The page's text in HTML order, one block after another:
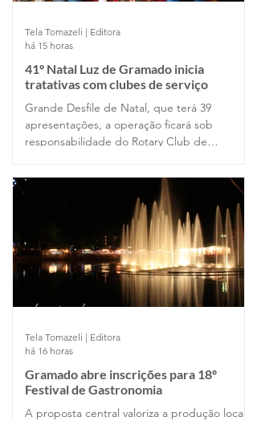
41º Natal Luz de Gramado inicia
tratativas com clubes de serviço
Grande Desfile de Natal, que terá 39
apresentações, a operação ficará sob
responsabilidade do Rotary Club de
Casa da Amizade e Lions Clube. Já no
Nativitaten, com 25 espetáculos
programados, a atuação será dos clubes
Orbis Gramado, Orbis Hortênsias e Orbis
Várzea Grande.
Tela Tomazeli | Editora
há 15 horas
Gramado abre inscrições para 18º
Festival de Gastronomia
A proposta central valoriza a produção local,
Tela Tomazeli | Editora
há 16 horas